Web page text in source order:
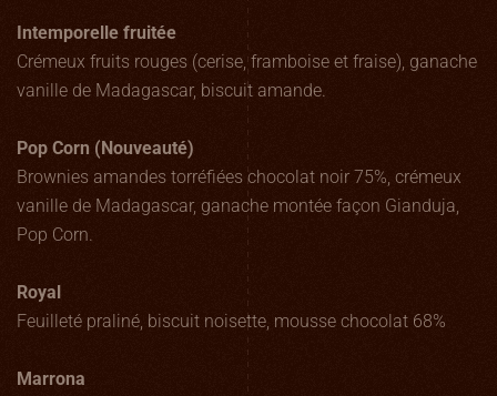
Intemporelle fruitée
Crémeux fruits rouges (cerise, framboise et fraise), ganache
vanille de Madagascar, biscuit amande.
Pop Corn (Nouveauté)
Brownies amandes torréfiées chocolat noir 75%, crémeux
vanille de Madagascar, ganache montée façon Gianduja,
Pop Corn.
Royal
Feuilleté praliné, biscuit noisette, mousse chocolat 68%
Marrona